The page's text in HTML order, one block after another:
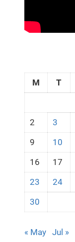
M
T
2
3
9
10
16
17
23
24
30
« May Jul »